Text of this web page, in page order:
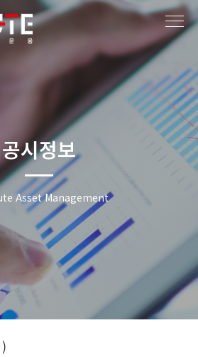
공시정보
Asset Management